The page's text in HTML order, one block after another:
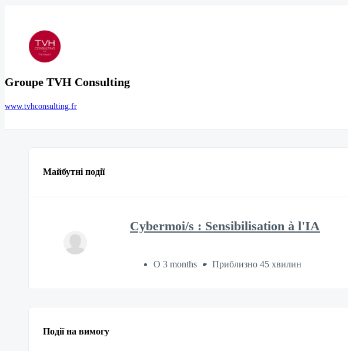
Groupe TVH Consulting
www.tvhconsulting.fr
Майбутні події
Cybermoi/s : Sensibilisation à l'IA
О 3 months Приблизно 45 хвилин
Події на вимогу